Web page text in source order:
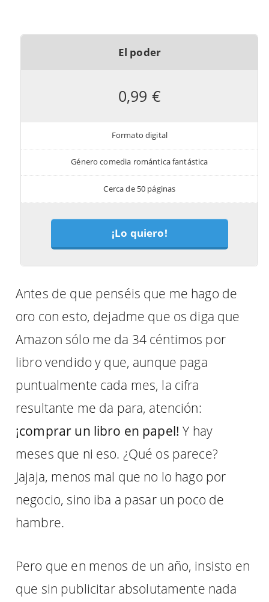
El poder
0,99 €
Formato digital
Género comedia romántica fantástica
Cerca de 50 páginas
¡Lo quiero!
Antes de que penséis que me hago de
oro con esto, dejadme que os diga que
Amazon sólo me da 34 céntimos por
libro vendido y que, aunque paga
puntualmente cada mes, la cifra
resultante me da para, atención:
¡comprar un libro en papel! Y hay
meses que ni eso. ¿Qué os parece?
Jajaja, menos mal que no lo hago por
negocio, sino iba a pasar un poco de
hambre.
Pero que en menos de un año, insisto en
que sin publicitar absolutamente nada